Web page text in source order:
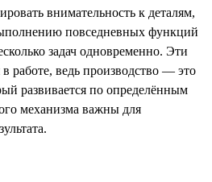
внимательность к деталям,
повседневных функций
задач одновременно. Эти
работе, ведь производство — это
развивается по определённым
механизма важны для